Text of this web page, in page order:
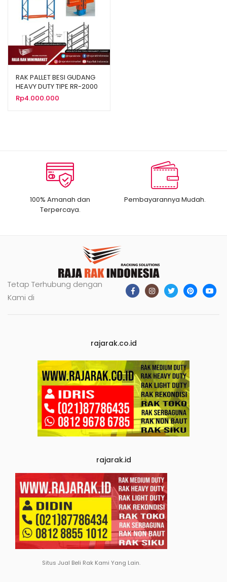
RAK PALLET BESI GUDANG
HEAVY DUTY TIPE RR-2000
RAJARAK
Rp4.000.000
100% Amanah dan
Terpercaya.
Pembayarannya Mudah.
Tetap Terhubung dengan
Kami di
rajarak.co.id
rajarak.id
Situs Jual Beli Rak Kami Yang Lain.